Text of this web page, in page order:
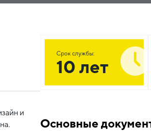
и
Срок службы:
10 лет
Основные